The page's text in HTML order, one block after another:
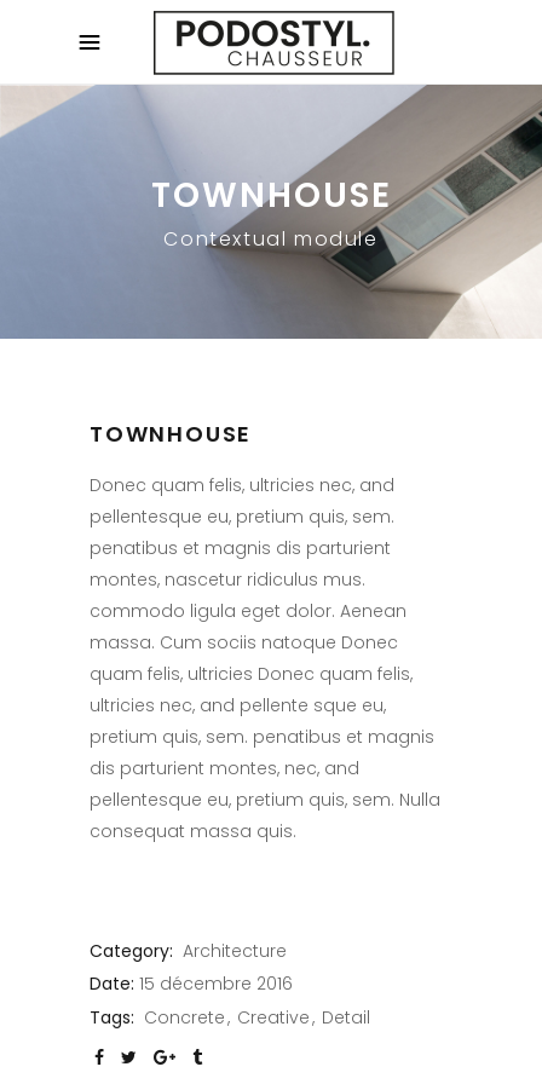
TOWNHOUSE
Contextual module
TOWNHOUSE
Donec quam felis, ultricies nec, and
pellentesque eu, pretium quis, sem.
penatibus et magnis dis parturient
montes, nascetur ridiculus mus.
commodo ligula eget dolor. Aenean
massa. Cum sociis natoque Donec
quam felis, ultricies Donec quam felis,
ultricies nec, and pellente sque eu,
pretium quis, sem. penatibus et magnis
dis parturient montes, nec, and
pellentesque eu, pretium quis, sem. Nulla
consequat massa quis.
Category: Architecture
Date: 15 décembre 2016
Tags: Concrete Creative Detail